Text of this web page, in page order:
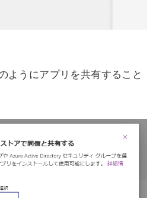
ようにアプリを共有すること